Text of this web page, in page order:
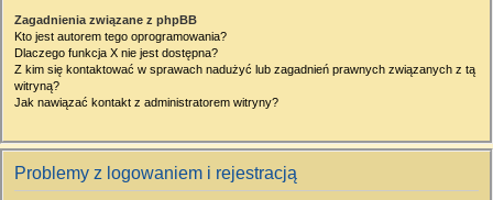
Zagadnienia związane z phpBB
Kto jest autorem tego oprogramowania?
Dlaczego funkcja X nie jest dostępna?
Z kim się kontaktować w sprawach nadużyć lub zagadnień prawnych związanych z tą
witryną?
Jak nawiązać kontakt z administratorem witryny?
Problemy z logowaniem i rejestracją